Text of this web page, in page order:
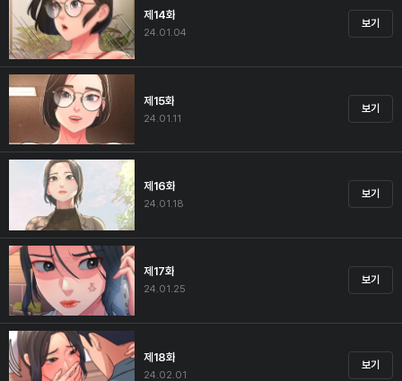
제14화
24.01.04
보기
제15화
24.01.11
보기
제16화
24.01.18
보기
제17화
24.01.25
보기
제18화
24.02.01
보기